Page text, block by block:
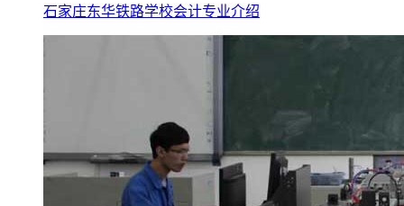
石家庄东华铁路学校会计专业介绍